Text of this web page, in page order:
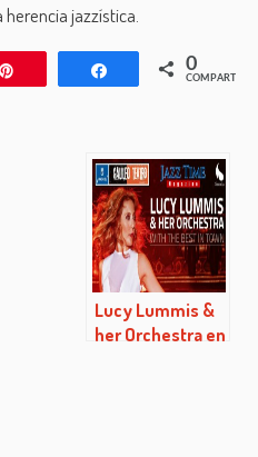
jazzística.
Compartir0
COMPARTIR
Lucy Lummis &
her Orchestra en